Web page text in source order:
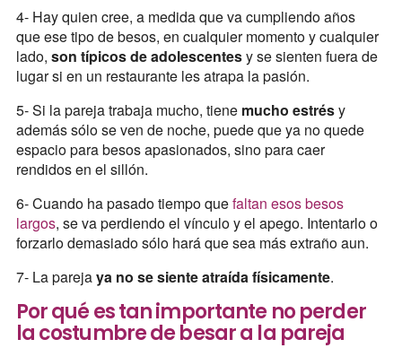
4- Hay quien cree, a medida que va cumpliendo años
que ese tipo de besos, en cualquier momento y cualquier
lado, son típicos de adolescentesy se sienten fuera de
lugar si en un restaurante les atrapa la pasión.
5- Si la pareja trabaja mucho, tiene mucho estrésy
además sólo se ven de noche, puede que ya no quede
espacio para besos apasionados, sino para caer
rendidos en el sillón.
6- Cuando ha pasado tiempo quefaltan esos besos
largos, se va perdiendo el vínculo y el apego. Intentarlo o
forzarlo demasiado sólo hará que sea más extraño aun.
7- La parejaya no se siente atraída físicamente.
Por qué es tan importante no perder
la costumbre de besar a la pareja